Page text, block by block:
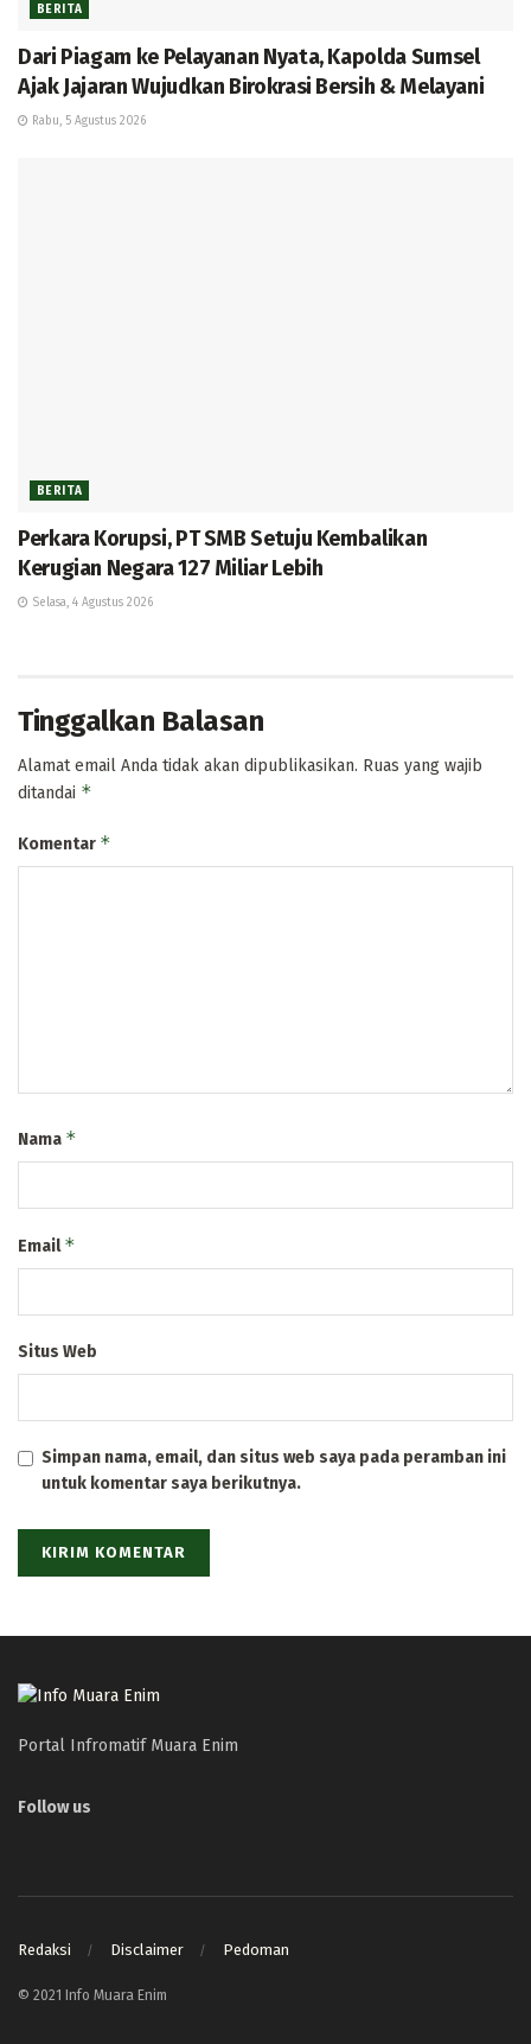
BERITA
Dari Piagam ke Pelayanan Nyata, Kapolda Sumsel
Ajak Jajaran Wujudkan Birokrasi Bersih & Melayani
Rabu, 5 Agustus 2026
BERITA
Perkara Korupsi, PT SMB Setuju Kembalikan
Kerugian Negara 127 Miliar Lebih
Selasa, 4 Agustus 2026
Tinggalkan Balasan
Alamat email Anda tidak akan dipublikasikan. Ruas yang wajib
ditandai *
Komentar *
Nama *
Email*
Situs Web
Simpan nama, email, dan situs web saya pada peramban ini
untuk komentar saya berikutnya.
Portal Infromatif Muara Enim
Follow us
Redaksi Disclaimer Pedoman
© 2021 Info Muara Enim